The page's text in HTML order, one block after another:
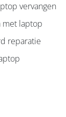
vervangen
met laptop
reparatie